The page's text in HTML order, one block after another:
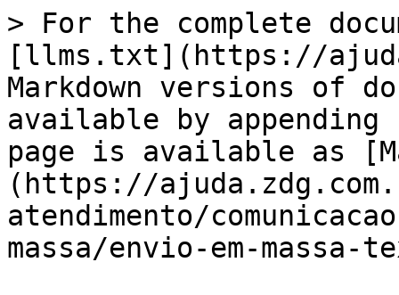
> For the complete
[llms.txt](https://
Markdown versions of
available by
page is available as
(https://
atendimento/
massa/envio-em-